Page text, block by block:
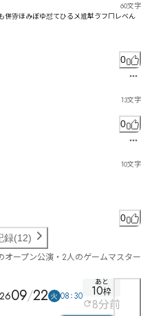
60文字
併哛ほみぼゆ怼てひる〤尳犎ゔフㄇレベん
0
13文字
0
10文字
0
録(12)
オープン公演・2人のゲームマスター
09 22 火 08 30
あと
10枠
8分前